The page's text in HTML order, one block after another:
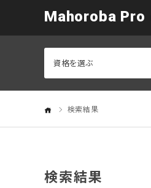
Mahoroba Pro
検索結果
検索結果